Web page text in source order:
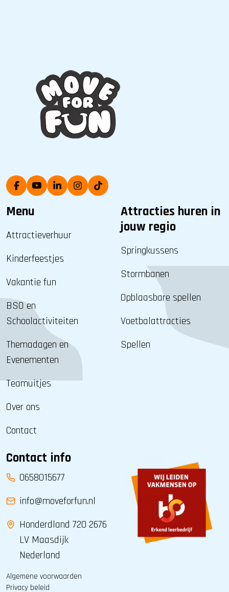
Menu
Attractieverhuur
Kinderfeestjes
Vakantie fun
BSO en
Schoolactiviteiten
Themadagen en
Evenementen
Teamuitjes
Over ons
Contact
Attracties huren in
jouw regio
Springkussens
Stormbanen
Opblaasbare spellen
Voetbalattracties
Spellen
Contact info
0658015677
info@moveforfun.nl
Honderdland 720 2676
LV Maasdijk
Nederland
Algemene voorwaarden
Privacy beleid